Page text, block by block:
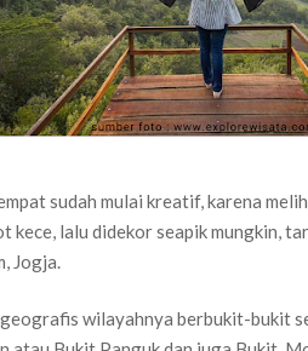
sudah mulai kreatif, karena
kece, lalu didekor seapik mungkin,
Jogja.
wilayahnya berbukit-bukit